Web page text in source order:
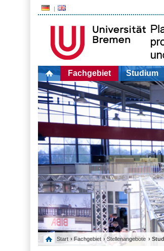
Fachgebiet Studium
Start › Fachgebiet ›Stellenangebote ›